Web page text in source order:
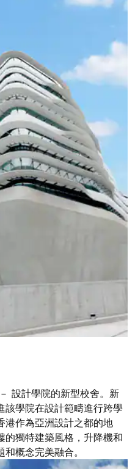
設計學院的新型校舍。新
該學院在設計範疇進行跨學
港作為亞洲設計之都的地
的獨特建築風格，升降機和
概念完美融合。